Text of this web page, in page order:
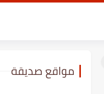
مواقع صديقة